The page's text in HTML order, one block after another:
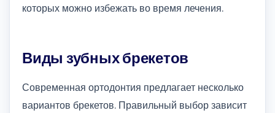
которых можно избежать во время лечения.
Виды зубных брекетов
Современная ортодонтия предлагает несколько
вариантов брекетов. Правильный выбор зависит